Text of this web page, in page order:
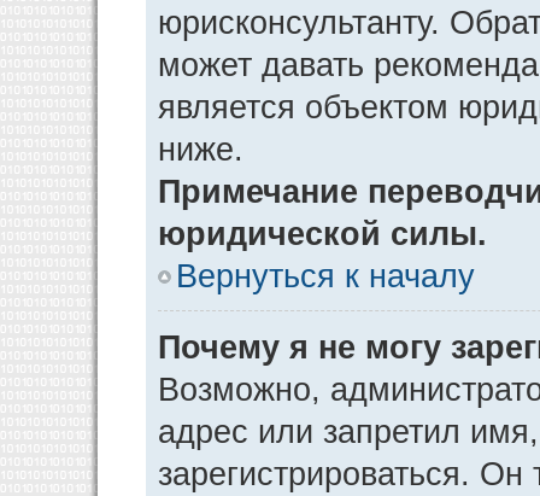
юрисконсультанту.
может давать
является объектом
ниже.
Примечание
юридической силы.
Вернуться к началу
Почему я не могу
Возможно,
адрес или запретил
зарегистрироваться.